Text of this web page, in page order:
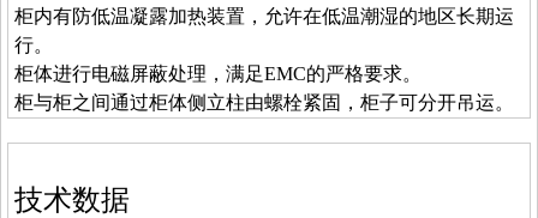
柜内有防低温凝露加热装置，允许在低温潮湿的地区长期运
行。
柜体进行电磁屏蔽处理，满足EMC的严格要求。
柜与柜之间通过柜体侧立柱由螺栓紧固，柜子可分开吊运。
技术数据